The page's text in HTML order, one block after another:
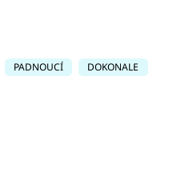
PADNOUCÍ DOKONALE